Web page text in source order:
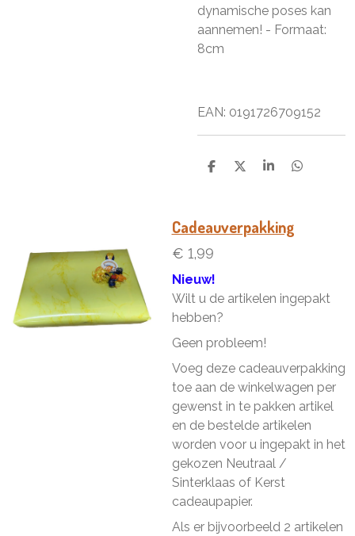
dynamische poses kan
aannemen! - Formaat:
8cm
EAN: 0191726709152
D
D
S
e
D
Cadeauverpakking
€ 1,99
Nieuw!
Wilt u de artikelen ingepakt
hebben?
Geen probleem!
Voeg deze cadeauverpakking
toe aan de winkelwagen per
gewenst in te pakken artikel
en de bestelde artikelen
worden voor u ingepakt in het
gekozen Neutraal /
Sinterklaas of Kerst
cadeaupapier.
Als er bijvoorbeeld 2 artikelen